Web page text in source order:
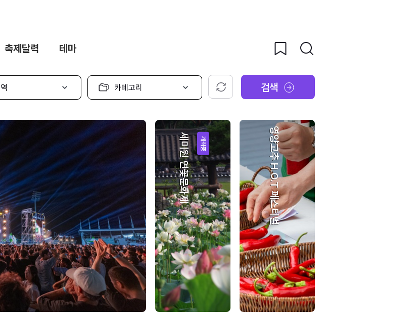
축제달력 테마
카
고
선
택
초기화 검색
개최중
세미원 연꽃문화제 영양고추 H.O.T 페스티벌